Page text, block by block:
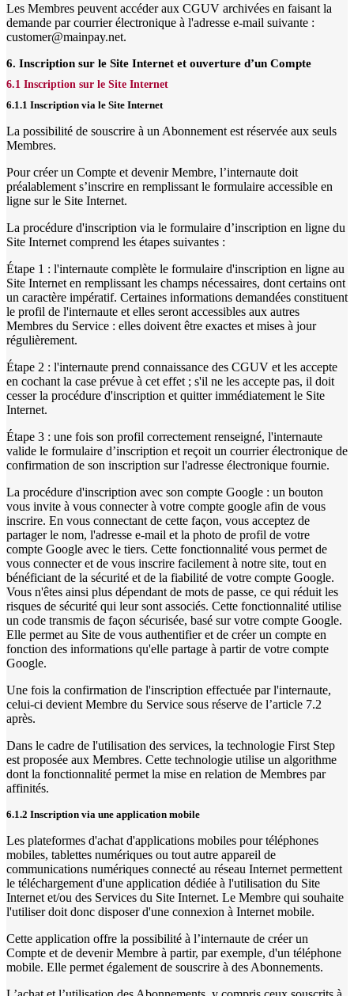
Les Membres peuvent accéder aux CGUV archivées en faisant la
demande par courrier électronique à l'adresse e-mail suivante :
customer@mainpay.net.
6. Inscription sur le Site Internet et ouverture d’un Compte
6.1 Inscription sur le Site Internet
6.1.1 Inscription via le Site Internet
La possibilité de souscrire à un Abonnement est réservée aux seuls
Membres.
Pour créer un Compte et devenir Membre, l’internaute doit
préalablement s’inscrire en remplissant le formulaire accessible en
ligne sur le Site Internet.
La procédure d'inscription via le formulaire d’inscription en ligne du
Site Internet comprend les étapes suivantes :
Étape 1 : l'internaute complète le formulaire d'inscription en ligne au
Site Internet en remplissant les champs nécessaires, dont certains ont
un caractère impératif. Certaines informations demandées constituent
le profil de l'internaute et elles seront accessibles aux autres
Membres du Service : elles doivent être exactes et mises à jour
régulièrement.
Étape 2 : l'internaute prend connaissance des CGUV et les accepte
en cochant la case prévue à cet effet ; s'il ne les accepte pas, il doit
cesser la procédure d'inscription et quitter immédiatement le Site
Internet.
Étape 3 : une fois son profil correctement renseigné, l'internaute
valide le formulaire d’inscription et reçoit un courrier électronique de
confirmation de son inscription sur l'adresse électronique fournie.
La procédure d'inscription avec son compte Google : un bouton
vous invite à vous connecter à votre compte google afin de vous
inscrire. En vous connectant de cette façon, vous acceptez de
partager le nom, l'adresse e-mail et la photo de profil de votre
compte Google avec le tiers. Cette fonctionnalité vous permet de
vous connecter et de vous inscrire facilement à notre site, tout en
bénéficiant de la sécurité et de la fiabilité de votre compte Google.
Vous n'êtes ainsi plus dépendant de mots de passe, ce qui réduit les
risques de sécurité qui leur sont associés. Cette fonctionnalité utilise
un code transmis de façon sécurisée, basé sur votre compte Google.
Elle permet au Site de vous authentifier et de créer un compte en
fonction des informations qu'elle partage à partir de votre compte
Google.
Une fois la confirmation de l'inscription effectuée par l'internaute,
celui-ci devient Membre du Service sous réserve de l’article 7.2
après.
Dans le cadre de l'utilisation des services, la technologie First Step
est proposée aux Membres. Cette technologie utilise un algorithme
dont la fonctionnalité permet la mise en relation de Membres par
affinités.
6.1.2 Inscription via une application mobile
Les plateformes d'achat d'applications mobiles pour téléphones
mobiles, tablettes numériques ou tout autre appareil de
communications numériques connecté au réseau Internet permettent
le téléchargement d'une application dédiée à l'utilisation du Site
Internet et/ou des Services du Site Internet. Le Membre qui souhaite
l'utiliser doit donc disposer d'une connexion à Internet mobile.
Cette application offre la possibilité à l’internaute de créer un
Compte et de devenir Membre à partir, par exemple, d'un téléphone
mobile. Elle permet également de souscrire à des Abonnements.